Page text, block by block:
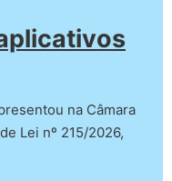
na Câmara
Lei nº 215/2026,